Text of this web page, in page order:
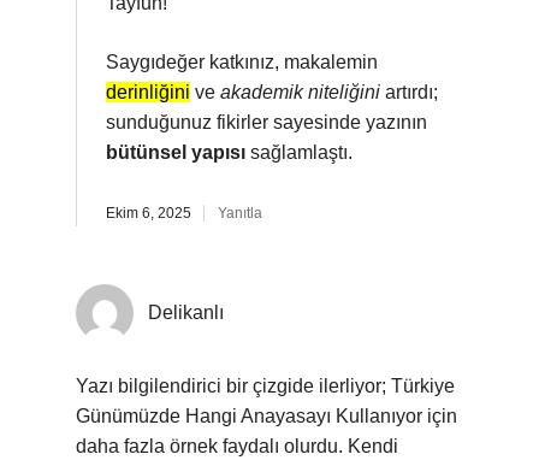
Saygıdeğer katkınız, makalemin
derinliğini ve akademik niteliğini artırdı;
sunduğunuz fikirler sayesinde yazının
bütünsel yapısı sağlamlaştı.
Ekim 6, 2025 Yanıtla
Delikanlı
Yazı bilgilendirici bir çizgide ilerliyor; Türkiye
Günümüzde Hangi Anayasayı Kullanıyor için
daha fazla örnek faydalı olurdu. Kendi